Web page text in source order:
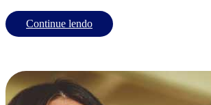
Continue lendo